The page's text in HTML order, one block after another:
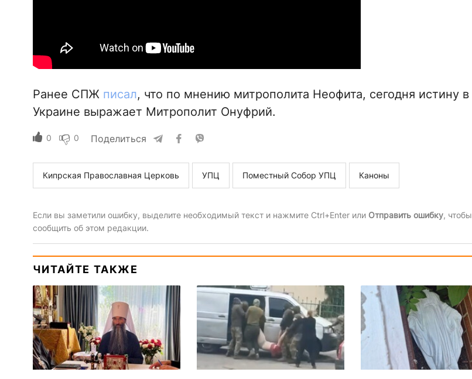
Ранее СПЖ писал, что по мнению митрополита Неофита, сегодня истину в
Украине выражает Митрополит Онуфрий.
0 0 Поделиться
Кипрская Православная Церковь УПЦ Поместный Собор УПЦ Каноны
Если вы заметили ошибку, выделите необходимый текст и нажмите Ctrl+Enter или Отправить ошибку, чтобы
сообщить об этом редакции.
ЧИТАЙТЕ ТАКЖЕ